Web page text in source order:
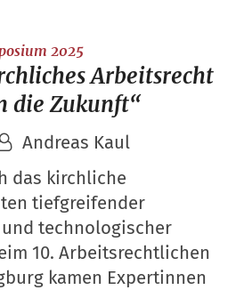
2025:
Arbeitsrecht
die Zukunft“
Andreas Kaul
das kirchliche
tiefgreifender
technologischer
10. Arbeitsrechtlichen
kamen Expertinnen